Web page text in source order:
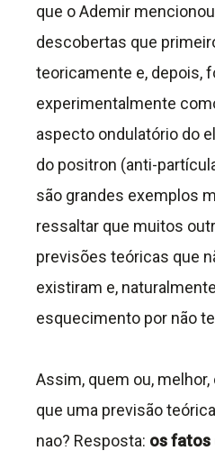
que o Ademir
descobertas que
teoricamente e, depois,
experimentalmente
aspecto ondulatório do
do positron (anti-
são grandes exemplos
ressaltar que muitos
previsões teóricas que
existiram e,
esquecimento por não
Assim, quem ou,
que uma previsão
nao? Resposta: os fatos